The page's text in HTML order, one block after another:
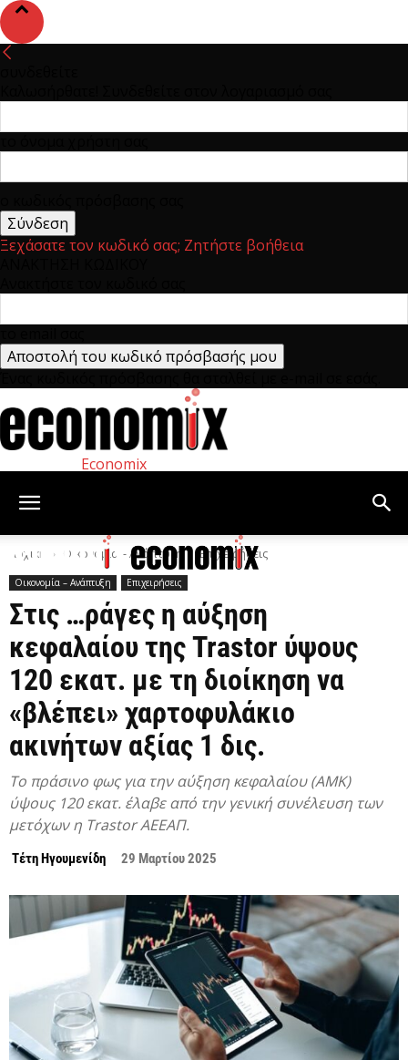
Ξεχάσατε τον κωδικό σας; Ζητήστε βοήθεια
Economix
Αρχική Οικονομία – Ανάπτυξη Επιχειρήσεις
Οικονομία – Ανάπτυξη Επιχειρήσεις
Στις …ράγες η αύξηση
κεφαλαίου της Trastor ύψους
120 εκατ. με τη διοίκηση να
«βλέπει» χαρτοφυλάκιο
ακινήτων αξίας 1 δις.
Το πράσινο φως για την αύξηση κεφαλαίου (ΑΜΚ)
ύψους 120 εκατ. έλαβε από την γενική συνέλευση των
μετόχων η Trastor ΑΕΕΑΠ.
Τέτη Ηγουμενίδη 29 Μαρτίου 2025